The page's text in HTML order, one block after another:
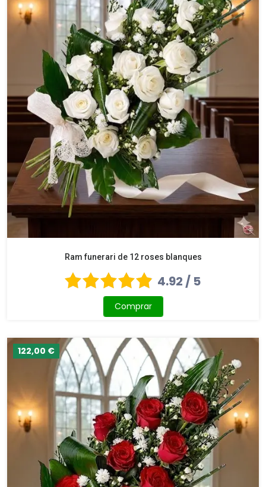
Ram funerari de 12 roses blanques
4.92 / 5
Comprar
122,00 €